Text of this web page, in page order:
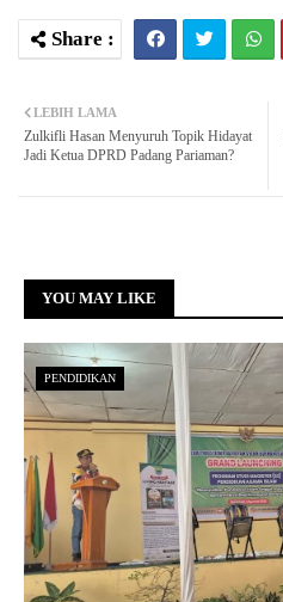
LEBIH LAMA
Zulkifli Hasan Menyuruh Topik Hidayat
Jadi Ketua DPRD Padang Pariaman?
YOU MAY LIKE
PENDIDIKAN